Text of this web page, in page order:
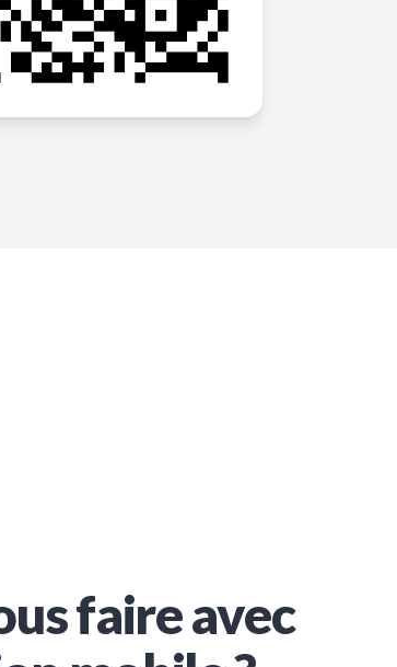
faire avec